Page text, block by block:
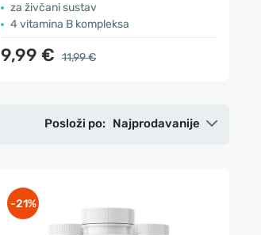
za živčani sustav
4 vitamina B kompleksa
9,99 € 11,99 €
Posloži po: Najprodavanije
-21%